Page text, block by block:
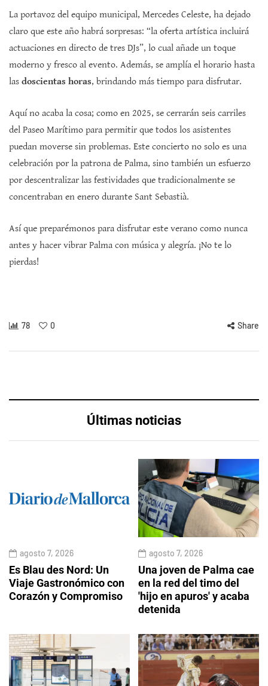
La portavoz del equipo municipal, Mercedes Celeste, ha dejado
claro que este año habrá sorpresas: “la oferta artística incluirá
actuaciones en directo de tres DJs”, lo cual añade un toque
moderno y fresco al evento. Además, se amplía el horario hasta
las doscientas horas, brindando más tiempo para disfrutar.
Aquí no acaba la cosa; como en 2025, se cerrarán seis carriles
del Paseo Marítimo para permitir que todos los asistentes
puedan moverse sin problemas. Este concierto no solo es una
celebración por la patrona de Palma, sino también un esfuerzo
por descentralizar las festividades que tradicionalmente se
concentraban en enero durante Sant Sebastià.
Así que preparémonos para disfrutar este verano como nunca
antes y hacer vibrar Palma con música y alegría. ¡No te lo
pierdas!
78 0 Share
Últimas noticias
agosto 7, 2026
Es Blau des Nord: Un
Viaje Gastronómico con
Corazón y Compromiso
agosto 7, 2026
Una joven de Palma cae
en la red del timo del
'hijo en apuros' y acaba
detenida